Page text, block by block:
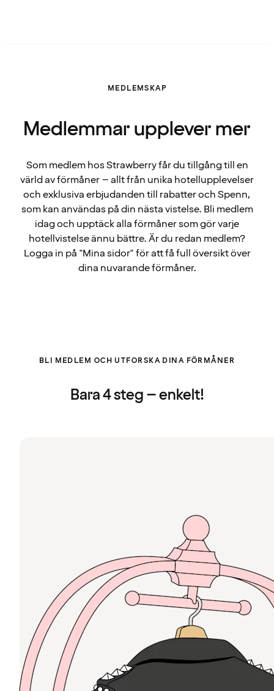
MEDLEMSKAP
Medlemmar upplever mer
Som medlem hos Strawberry får du tillgång till en
värld av förmåner – allt från unika hotellupplevelser
och exklusiva erbjudanden till rabatter och Spenn,
som kan användas på din nästa vistelse. Bli medlem
idag och upptäck alla förmåner som gör varje
hotellvistelse ännu bättre. Är du redan medlem?
Logga in på "Mina sidor" för att få full översikt över
dina nuvarande förmåner.
BLI MEDLEM OCH UTFORSKA DINA FÖRMÅNER
Bara 4 steg – enkelt!